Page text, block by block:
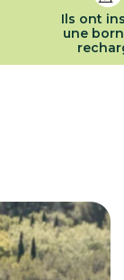
Ils ont
une